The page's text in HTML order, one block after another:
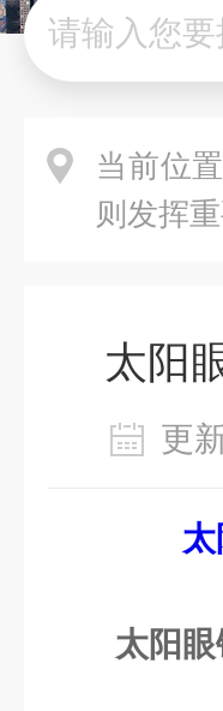
当前位置
则发挥
太阳
更
太阳